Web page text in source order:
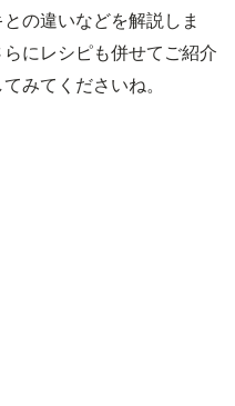
の違いなどを解説しま
にレシピも併せてご紹介
みてくださいね。